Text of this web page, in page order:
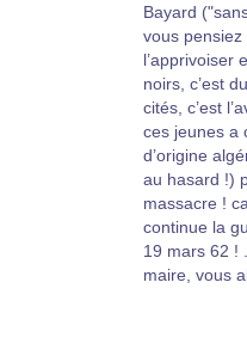
Bayard
vous pensiez
l’apprivoiser
noirs, c’est
cités, c’est
ces jeunes a
d’origine
au hasard !)
massacre !
continue la
19 mars 62 !
maire, vous